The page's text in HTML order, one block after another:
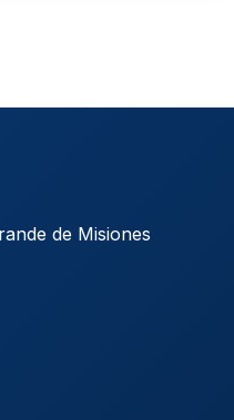
de Misiones